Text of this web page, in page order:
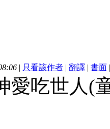
| 只看該作者 | 翻譯 | 書面
愛吃世人(